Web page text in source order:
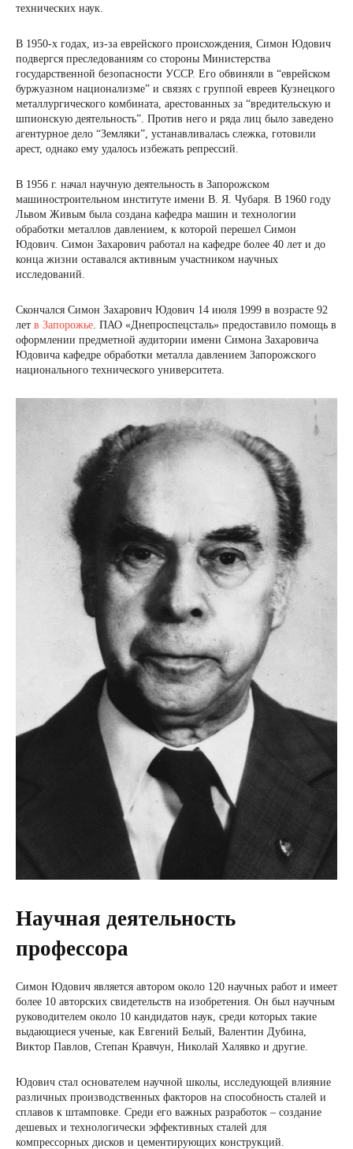
технических наук.
В 1950-х годах, из-за еврейского происхождения, Симон Юдович
подвергся преследованиям со стороны Министерства
государственной безопасности УССР. Его обвиняли в “еврейском
буржуазном национализме” и связях с группой евреев Кузнецкого
металлургического комбината, арестованных за “вредительскую и
шпионскую деятельность”. Против него и ряда лиц было заведено
агентурное дело “Земляки”, устанавливалась слежка, готовили
арест, однако ему удалось избежать репрессий.
В 1956 г. начал научную деятельность в Запорожском
машиностроительном институте имени В. Я. Чубаря. В 1960 году
Львом Живым была создана кафедра машин и технологии
обработки металлов давлением, к которой перешел Симон
Юдович. Симон Захарович работал на кафедре более 40 лет и до
конца жизни оставался активным участником научных
исследований.
Скончался Симон Захарович Юдович 14 июля 1999 в возрасте 92
лет в Запорожье. ПАО «Днепроспецсталь» предоставило помощь в
оформлении предметной аудитории имени Симона Захаровича
Юдовича кафедре обработки металла давлением Запорожского
национального технического университета.
Научная деятельность
профессора
Симон Юдович является автором около 120 научных работ и имеет
более 10 авторских свидетельств на изобретения. Он был научным
руководителем около 10 кандидатов наук, среди которых такие
выдающиеся ученые, как Евгений Белый, Валентин Дубина,
Виктор Павлов, Степан Кравчун, Николай Халявко и другие.
Юдович стал основателем научной школы, исследующей влияние
различных производственных факторов на способность сталей и
сплавов к штамповке. Среди его важных разработок – создание
дешевых и технологически эффективных сталей для
компрессорных дисков и цементирующих конструкций.